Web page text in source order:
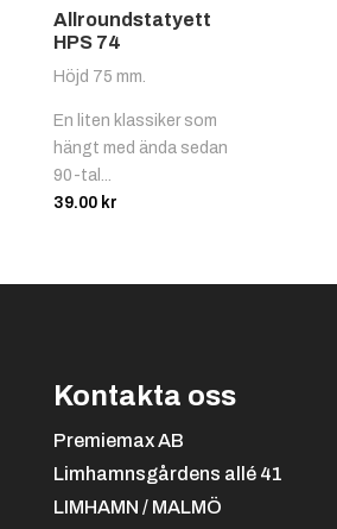
Allroundstatyett
HPS 74
Höjd 75 mm.
En liten klassiker som
hängt med ända sedan
90-tal...
39.00 kr
Kontakta oss
Premiemax AB
Limhamnsgårdens allé 41
LIMHAMN / MALMÖ